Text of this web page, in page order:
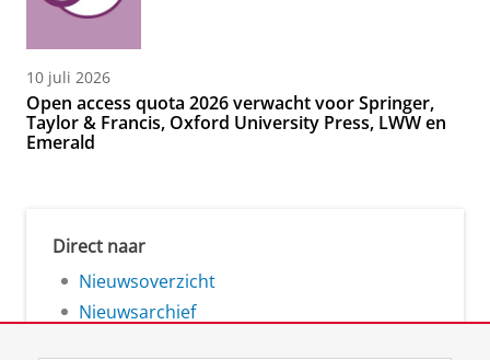
10 juli 2026
Open access quota 2026 verwacht voor Springer,
Taylor & Francis, Oxford University Press, LWW en
Emerald
Direct naar
Nieuwsoverzicht
Nieuwsarchief